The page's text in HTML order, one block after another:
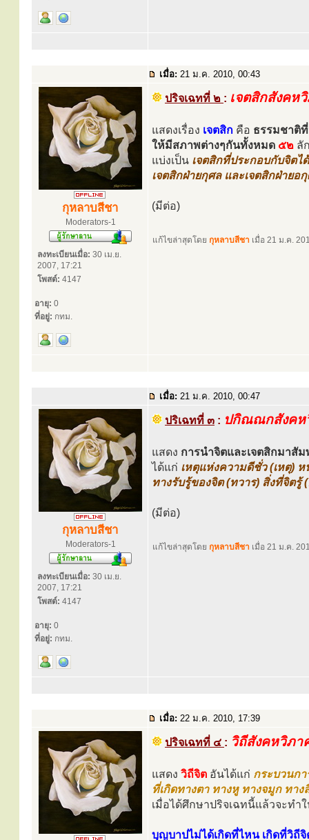
เมื่อ: 21 ม.ค. 2010, 00:43
กุหลาบสีชา
Moderators-1
ลงทะเบียนเมื่อ: 30 เม.ย.
2007, 17:21
โพสต์: 4147
อายุ: 0
ที่อยู่: กทม.
ปริจเฉทที่ ๒ : เจตสิกสังคห
แสดงเรื่อง เจตสิก คือ ธรรมชาติ
ให้มีสภาพต่างๆกันทั้งหมด ๕๒ ลั
แบ่งเป็น เจตสิกที่ประกอบกับจิตไ
เจตสิกฝ่ายกุศล และเจตสิกฝ่ายอ
(มีต่อ)
แก้ไขล่าสุดโดย กุหลาบสีชา เมื่อ 21 ม.ค.
เมื่อ: 21 ม.ค. 2010, 00:47
กุหลาบสีชา
Moderators-1
ลงทะเบียนเมื่อ: 30 เม.ย.
2007, 17:21
โพสต์: 4147
อายุ: 0
ที่อยู่: กทม.
ปริเฉทที่ ๓ : ปกิณณกสังคห
แสดง การนำจิตและเจตสิกมาสั
ได้แก่ เหตุแห่งความดีชั่ว (เหตุ)
ทางรับรู้ของจิต (ทวาร) สิ่งที่จิต
(มีต่อ)
แก้ไขล่าสุดโดย กุหลาบสีชา เมื่อ 21 ม.ค.
เมื่อ: 22 ม.ค. 2010, 17:39
ปริจเฉทที่ ๔ : วิถีสังคหวิภา
แสดง วิถีจิต อันได้แก่ กระบวนก
ที่เกิดทางตา ทางหู ทางจมูก ทาง
เมื่อได้ศึกษาปริจเฉทนี้แล้วจะทำ
บุญบาปไม่ได้เกิดที่ไหน เกิดที่วิถีจิ